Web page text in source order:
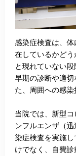
感染症検査は、
在しているかど
と現れていない段
早期の診断や適
た、周囲への感染
当院では、新型
ンフルエンザ（
染症検査を実施
けでなく、自費